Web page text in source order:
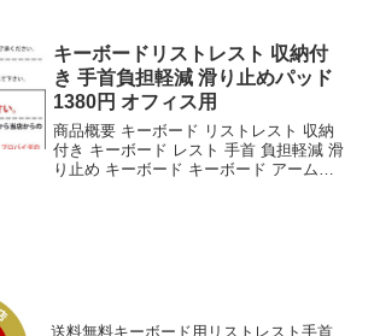
けします。 商品名 キーボード リ...
キーボードリストレスト 収納付
き 手首負担軽減 滑り止めパッド
1380円 オフィス用
商品概要 キーボード リストレスト 収納
付き キーボード レスト 手首 負担軽減 滑
り止め キーボード キーボード アームレ
送料無料キーボード用リストレスト手首